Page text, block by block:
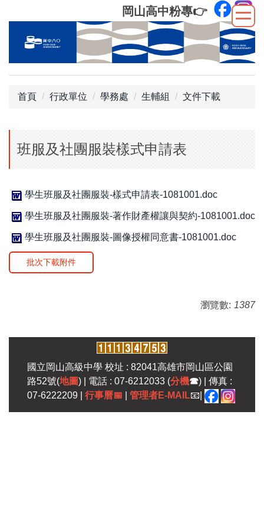
到
內
岡山高中粉專👉
首頁 行政單位 學務處 生輔組 文件下載
班服及社團服裝樣式申請表
學生班服及社團服裝-樣式申請表-1081001.doc
學生班服及社團服裝-著作財產權讓與契約-1081001.doc
學生班服及社團服裝-圖像授權同意書-1081001.doc
批次下載附件
瀏覽數: 1387
國立岡山高級中學 校址 : 82041高雄市岡山區公園
路52號(地圖) | 電話 : 07-6212033 (分機☎) | 傳真 :
07-6222209 | 行事曆📅 管理者E-MAIL📧|